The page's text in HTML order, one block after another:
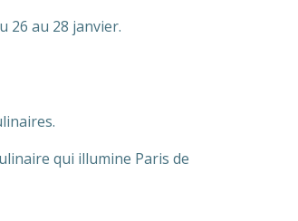
26 au 28 janvier.
qui illumine Paris de